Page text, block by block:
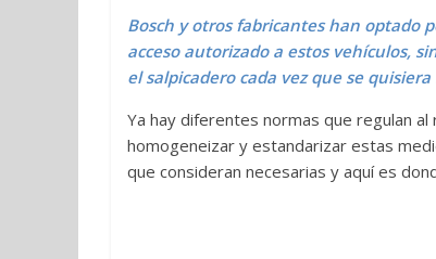
Bosch y otros fabricantes han optado
acceso autorizado a estos vehículos,
el salpicadero cada vez que se
Ya hay diferentes normas que regulan
homogeneizar y estandarizar estas
que consideran necesarias y aquí es